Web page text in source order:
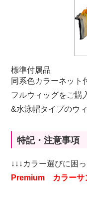
標準付属品
同系色カラーネット
フルウィッグをご購
&水泳帽タイプのウ
特記・注意事項
↓↓↓カラー選びに困
Premium カラー